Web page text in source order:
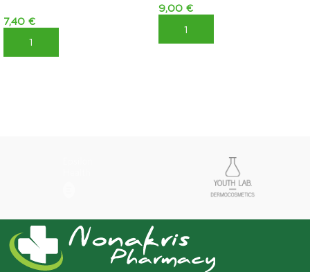
7,40 €
ΠΡΟΣΘΉΚΗ ΣΤΟ ΚΑΛΆΘΙ
9,00 €
ΠΡΟΣΘΉΚΗ ΣΤΟ ΚΑΛΆΘΙ